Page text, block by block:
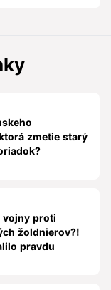
zmetie starý
vojny proti
žoldnierov?!
pravdu